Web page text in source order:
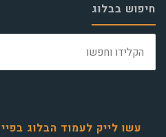
חיפוש בבלוג
עשו לייק לעמוד הבלוג